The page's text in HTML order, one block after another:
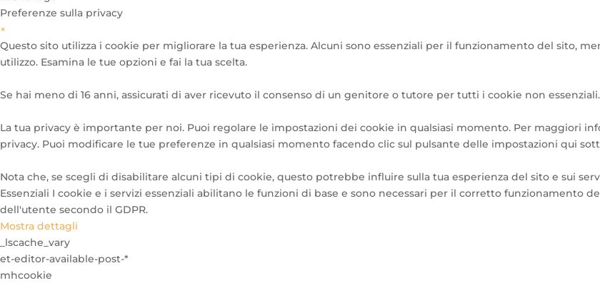
Preferenze sulla privacy
×
Questo sito utilizza i cookie per migliorare la tua esperienza. Alcuni sono essenziali per il funzionamento del sito,
utilizzo. Esamina le tue opzioni e fai la tua scelta.
Se hai meno di 16 anni, assicurati di aver ricevuto il consenso di un genitore o tutore per tutti i cookie non essenziali.
La tua privacy è importante per noi. Puoi regolare le impostazioni dei cookie in qualsiasi momento. Per maggiori
privacy. Puoi modificare le tue preferenze in qualsiasi momento facendo clic sul pulsante delle impostazioni qui
Nota che, se scegli di disabilitare alcuni tipi di cookie, questo potrebbe influire sulla tua esperienza del sito e sui
Essenziali I cookie e i servizi essenziali abilitano le funzioni di base e sono necessari per il corretto funzionamento
dell'utente secondo il GDPR.
Mostra dettagli
_lscache_vary
et-editor-available-post-*
mhcookie